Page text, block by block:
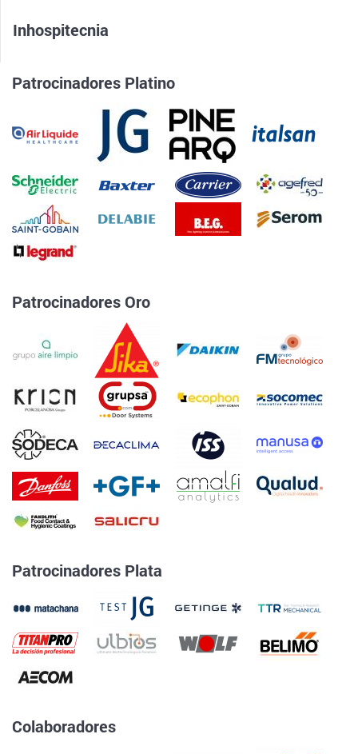
Inhospitecnia
Patrocinadores Platino
Patrocinadores Oro
Patrocinadores Plata
Colaboradores